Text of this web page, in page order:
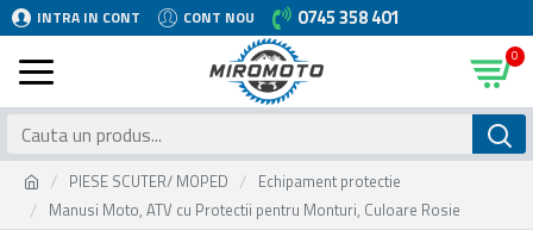
INTRA IN CONT CONT NOU 0745 358 401
0
PIESE SCUTER/ MOPED
Echipament protectie
Manusi Moto, ATV cu Protectii pentru Monturi, Culoare Rosie